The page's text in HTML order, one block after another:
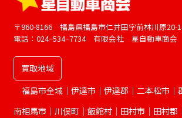
〒960-8166 福島県福島市仁井田字前林川原20-
電話：024−534−7734 有限会社 星自動車商会
買取地域
福島市全域｜伊達市｜伊達郡｜二本松市｜
南相馬市｜川俣町｜飯館村｜田村市｜田村郡